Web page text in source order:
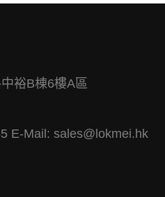
裕B棟6樓A區
E-Mail: sales@lokmei.hk